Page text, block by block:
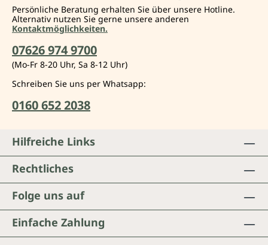
Persönliche Beratung erhalten Sie über unsere Hotline.
Alternativ nutzen Sie gerne unsere anderen
Kontaktmöglichkeiten.
07626 974 9700
(Mo-Fr 8-20 Uhr, Sa 8-12 Uhr)
Schreiben Sie uns per Whatsapp:
0160 652 2038
Folge uns auf
Einfache Zahlung
Hilfreiche Links
Rechtliches